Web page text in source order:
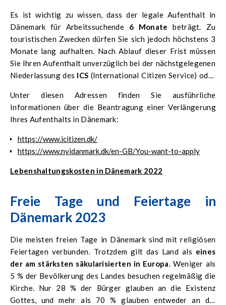
Es ist wichtig zu wissen, dass der legale Aufenthalt in
Dänemark für Arbeitssuchende 6 Monatebeträgt. Zu
touristischen Zwecken dürfen Sie sich jedoch höchstens 3
Monate lang aufhalten. Nach Ablauf dieser Frist müssen
Sie Ihren Aufenthalt unverzüglich bei der nächstgelegenen
Niederlassung des ICS (International Citizen Service) oder
Integration) anmelden.
Unter diesen Adressen finden Sie ausführliche
Informationen über die Beantragung einer Verlängerung
Ihres Aufenthalts in Dänemark:
https://www.icitizen.dk/
https://www.nyidanmark.dk/en-GB/You-want-to-apply
Lebenshaltungskosten in Dänemark 2022
Freie Tage und Feiertage in
Dänemark 2023
Die meisten freien Tage in Dänemark sind mit religiösen
Feiertagen verbunden. Trotzdem gilt das Land als eines
der am stärksten säkularisierten in Europa. Weniger als
5 % der Bevölkerung des Landes besuchen regelmäßig die
Kirche. Nur 28 % der Bürger glauben an die Existenz
Gottes, und mehr als 70 % glauben entweder an die